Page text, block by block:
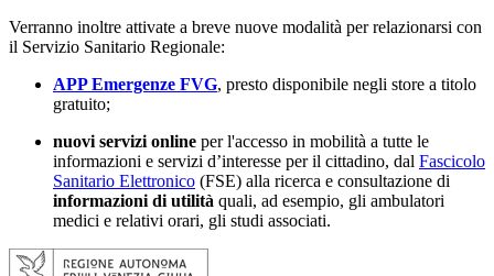
Verranno inoltre attivate a breve nuove modalità per relazionarsi con
il Servizio Sanitario Regionale:
APP Emergenze FVG, presto disponibile negli store a titolo
gratuito;
nuovi servizi online per l'accesso in mobilità a tutte le
informazioni e servizi d’interesse per il cittadino, dal Fascicolo
Sanitario Elettronico (FSE) alla ricerca e consultazione di
informazioni di utilità quali, ad esempio, gli ambulatori
medici e relativi orari, gli studi associati.